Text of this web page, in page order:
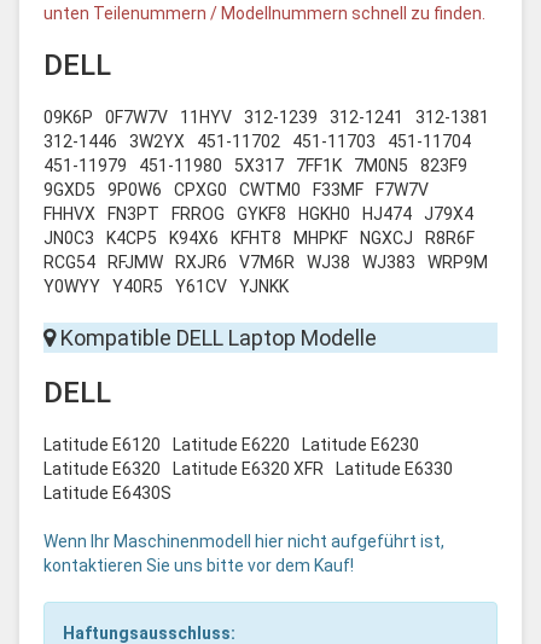
unten Teilenummern / Modellnummern schnell zu finden.
DELL
09K6P 0F7W7V 11HYV 312-1239 312-1241
312-1381
312-1446
3W2YX 451-11702 451-11703
451-11704
451-11979
451-11980 5X317 7FF1K 7M0N5
823F9
9GXD5
9P0W6 CPXG0 CWTM0 F33MF
F7W7V
FHHVX
FN3PT FRROG GYKF8 HGKH0 HJ474
J79X4
JN0C3
K4CP5 K94X6 KFHT8 MHPKF NGXCJ
R8R6F
RCG54
RFJMW RXJR6 V7M6R WJ38 WJ383
WRP9M
Y0WYY
Y40R5 Y61CV YJNKK
Kompatible DELL Laptop Modelle
DELL
Latitude E6120 Latitude E6220
Latitude E6230
Latitude E6320
Latitude E6320 XFR
Latitude E6330
Latitude E6430S
Wenn Ihr Maschinenmodell hier nicht aufgeführt ist,
kontaktieren Sie uns bitte vor dem Kauf!
Haftungsausschluss: